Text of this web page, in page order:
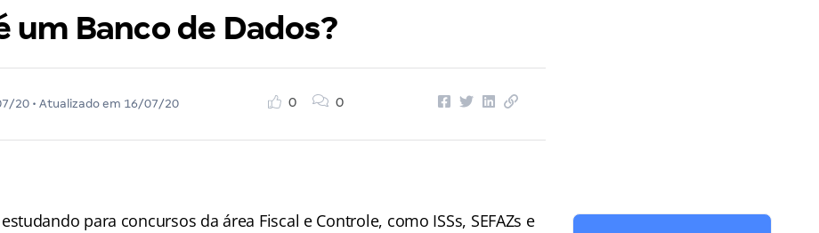
um Banco de Dados?
20• Atualizado em 16/07/20
0 0
para concursos da área Fiscal e Controle, como ISSs, SEFAZs e